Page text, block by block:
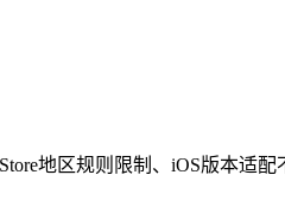
地区规则限制、iOS版本适